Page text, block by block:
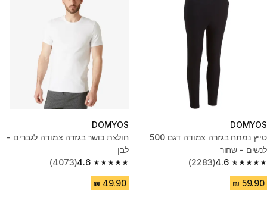
DOMYOS
טייץ נמתח בגזרה צמודה דגם 500
לנשים - שחור
4.6
4.6 out of 5 stars from 2283 reviews
(2283)
DOMYOS
חולצת כושר בגזרה צמודה לגברים -
לבן
4.6
4.6 out of 5 stars from 4073 reviews
(4073)